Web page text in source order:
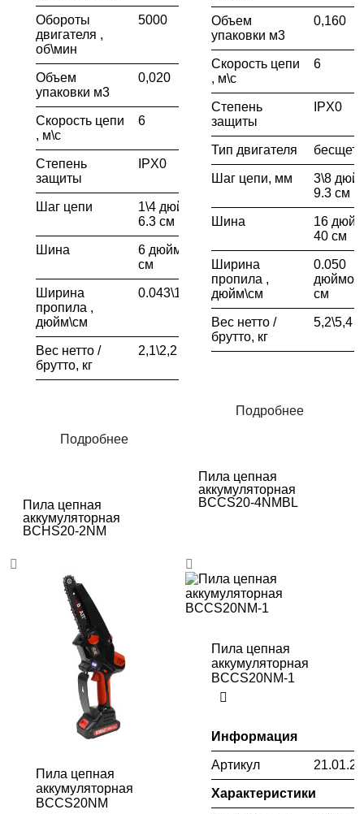
Обороты
двигателя ,
об\мин
5000
Объем
упаковки м3
0,020
Скорость цепи
, м\с
6
Степень
защиты
IPX0
Шаг цепи
1\4 дюймов /
6.3 см
Шина
6 дюймов \ 15
см
Ширина
пропила ,
дюйм\см
0.043\1.1
Вес нетто /
брутто, кг
2,1\2,2
Подробнее
Пила цепная
аккумуляторная
BCHS20-2NM
Объем
упаковки м3
0,160
Скорость цепи
, м\с
6
Степень
защиты
IPX0
Тип двигателя
Шаг цепи, мм
3\8
9.3 см
Шина
16
40 см
Ширина
пропила ,
дюйм\см
0.050
дюймов
см
Вес нетто /
брутто, кг
5,2\5,4
Подробнее
Пила цепная
аккумуляторная
BCCS20-4NMBL
Пила цепная
аккумуляторная
BCCS20NM
Пила цепная
аккумуляторная
BCCS20NM-1
Информация
Артикул
Характеристики